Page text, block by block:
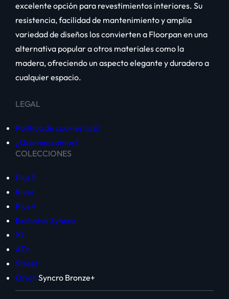
excelente opción para revestimientos interiores. Su
resistencia, facilidad de mantenimiento y amplia
variedad de diseños los convierten a Floorpan en una
alternativa popular a otros materiales como la
madera, ofreciendo un aspecto elegante y duradero a
cualquier espacio.
LEGAL
Política de cookies (UE)
¿Quienes somos?
COLECCIONES
Plus 5
River
Plus 4
Exclusive Syncro
XL
AD+
Street
Orion Syncro Bronze+